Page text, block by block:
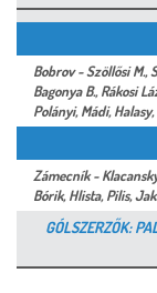
Bobrov - Szöllősi M.,
Bagonya B., Rákosi
Polányi, Mádi,
Zámecník -
Bórik, Hlista, Pilis,
GÓLSZERZŐK: